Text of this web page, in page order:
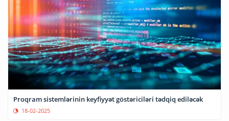
Proqram sistemlərinin keyfiyyət göstəriciləri tədqiq ediləcək
18-02-2025